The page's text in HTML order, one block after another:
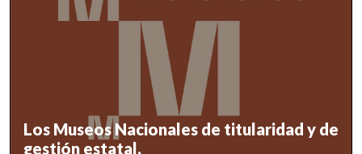
Los Museos Nacionales de titularidad y de
gestión estatal.